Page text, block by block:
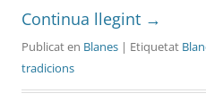
Continua llegint →
Publicat en Blanes | Etiquetat
tradicions